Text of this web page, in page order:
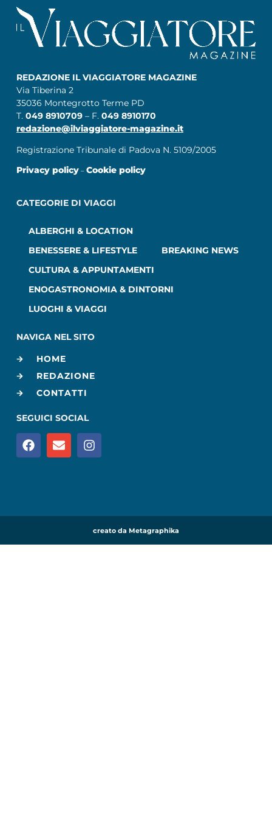
REDAZIONE IL VIAGGIATORE MAGAZINE
Via Tiberina 2
35036 Montegrotto Terme PD
T. 049 8910709 – F. 049 8910170
redazione@ilviaggiatore-magazine.it
Registrazione Tribunale di Padova N. 5109/2005
Privacy policy– Cookie policy
CATEGORIE DI VIAGGI
ALBERGHI & LOCATION
BENESSERE & LIFESTYLE
BREAKING NEWS
CULTURA & APPUNTAMENTI
ENOGASTRONOMIA & DINTORNI
LUOGHI & VIAGGI
NAVIGA NEL SITO
HOME
REDAZIONE
CONTATTI
SEGUICI SOCIAL
creato da Metagraphika